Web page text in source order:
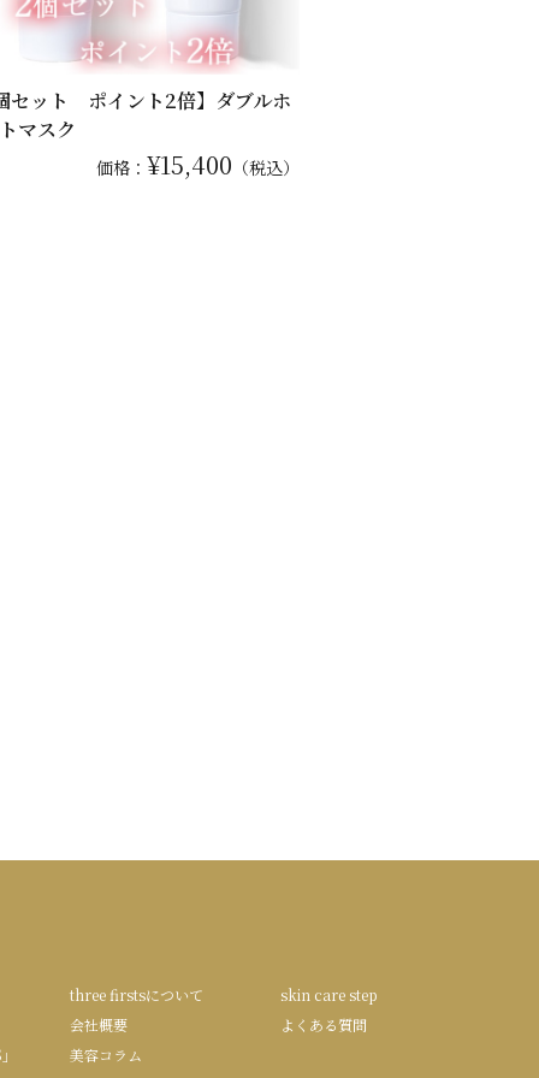
セット ポイント2倍】ダブルホ
マスク
価格： ¥15,400 （税込）
three firstsについて
skin care step
会社概要
よくある質問
美容コラム